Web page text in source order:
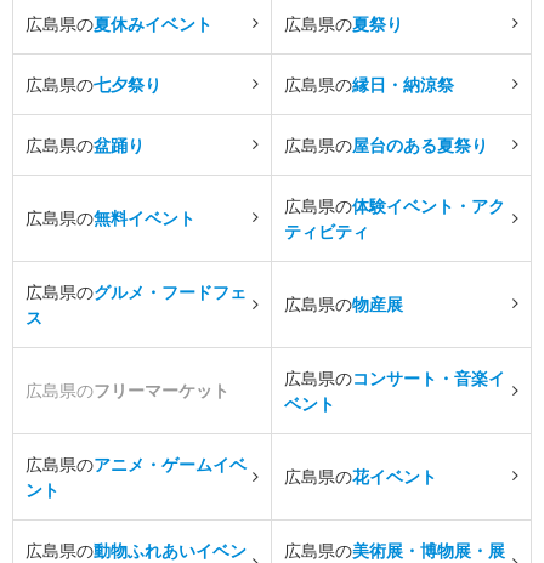
広島県の夏休みイベント 広島県の夏祭り
広島県の七夕祭り 広島県の縁日・納涼祭
広島県の盆踊り 広島県の屋台のある夏祭り
広島県の無料イベント
広島県の体験イベント・アク
ティビティ
広島県のグルメ・フードフェ
ス
広島県の物産展
広島県のフリーマーケット
広島県のコンサート・音楽イ
ベント
広島県のアニメ・ゲームイベ
ント
広島県の花イベント
広島県の動物ふれあいイベン
広島県の美術展・博物展・展